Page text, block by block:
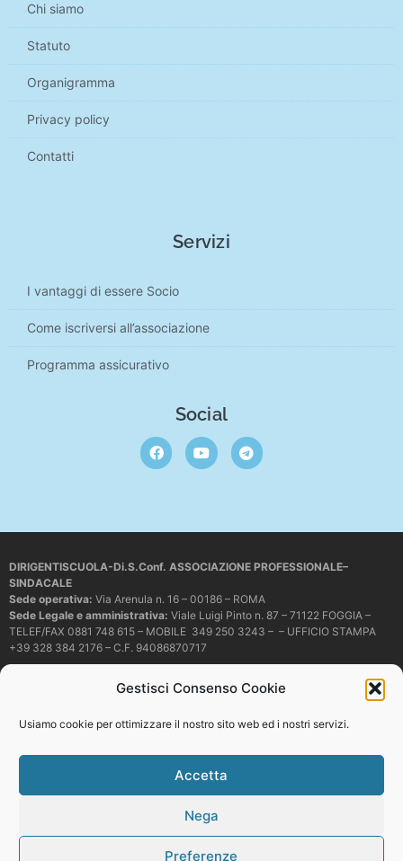
Gestisci Consenso Cookie
Usiamo cookie per ottimizzare il nostro sito web ed i nostri servizi.
Accetta
Nega
Preferenze
Chi siamo
Statuto
Organigramma
Privacy policy
Contatti
Servizi
I vantaggi di essere Socio
Come iscriversi all’associazione
Programma assicurativo
Social
DIRIGENTISCUOLA-Di.S.Conf. ASSOCIAZIONE PROFESSIONALE–
SINDACALE
Sede operativa: Via Arenula n. 16 – 00186 – ROMA
Sede Legale e amministrativa: Viale Luigi Pinto n. 87 – 71122 FOGGIA –
TELEF/FAX 0881 748 615 – MOBILE 349 250 3243 – – UFFICIO STAMPA
+39 328 384 2176 – C.F. 94086870717
dirigentiscuola@pec.it
copiare o riprodurre in alcun modo i contenuti presenti in questo sito se non